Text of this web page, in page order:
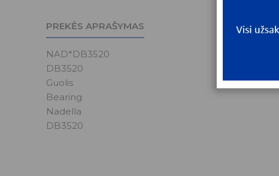
PREKĖS APRAŠYMAS
NAD*DB3520
DB3520
Guolis
Bearing
Nadella
DB3520